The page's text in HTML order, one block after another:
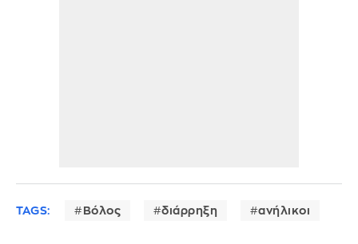
TAGS: Βόλος διάρρηξη ανήλικοι